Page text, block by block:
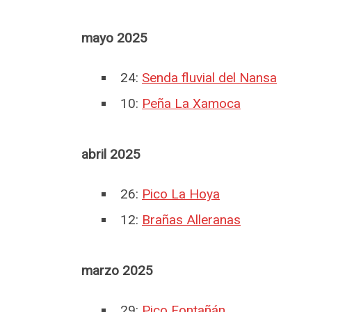
mayo 2025
24: Senda fluvial del Nansa
10: Peña La Xamoca
abril 2025
26: Pico La Hoya
12: Brañas Alleranas
marzo 2025